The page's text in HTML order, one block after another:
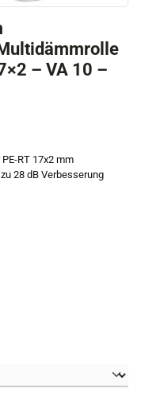
– VA 10 –
RT 17x2 mm
28 dB Verbesserung